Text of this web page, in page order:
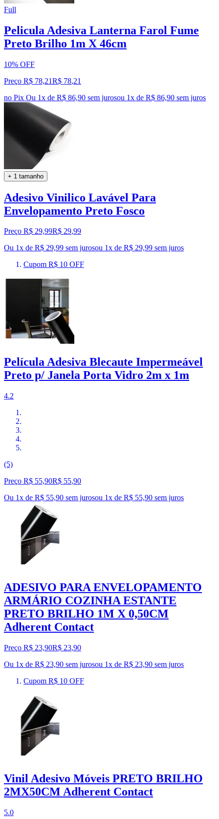
Full
Pelicula Adesiva Lanterna Farol Fume
Preto Brilho 1m X 46cm
10% OFF
Preço R$ 78,21R$ 78,21
no Pix Ou 1x de R$ 86,90 sem jurosou 1x de R$ 86,90 sem juros
+ 1 tamanho
Adesivo Vinilico Lavável Para
Envelopamento Preto Fosco
Preço R$ 29,99R$ 29,99
Ou 1x de R$ 29,99 sem jurosou 1x de R$ 29,99 sem juros
Cupom R$ 10 OFF
Película Adesiva Blecaute Impermeável
Preto p/ Janela Porta Vidro 2m x 1m
4.2
(5)
Preço R$ 55,90R$ 55,90
Ou 1x de R$ 55,90 sem jurosou 1x de R$ 55,90 sem juros
ADESIVO PARA ENVELOPAMENTO
ARMÁRIO COZINHA ESTANTE
PRETO BRILHO 1M X 0,50CM
Adherent Contact
Preço R$ 23,90R$ 23,90
Ou 1x de R$ 23,90 sem jurosou 1x de R$ 23,90 sem juros
Cupom R$ 10 OFF
Vinil Adesivo Móveis PRETO BRILHO
2MX50CM Adherent Contact
5.0